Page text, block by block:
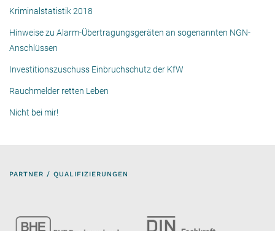
Kriminalstatistik 2018
Hinweise zu Alarm-Übertragungsgeräten an sogenannten NGN-
Anschlüssen
Investitionszuschuss Einbruchschutz der KfW
Rauchmelder retten Leben
Nicht bei mir!
PARTNER / QUALIFIZIERUNGEN